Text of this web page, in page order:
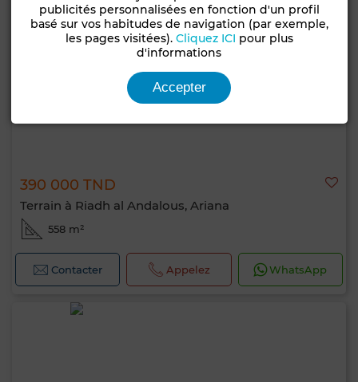
390 000 TND
Terrain à Riadh al Andalous, Ariana
558 m²
Contacter Appelez WhatsApp
publicités personnalisées en fonction d'un profil
basé sur vos habitudes de navigation (par exemple,
les pages visitées). Cliquez ICI pour plus
d'informations
Accepter